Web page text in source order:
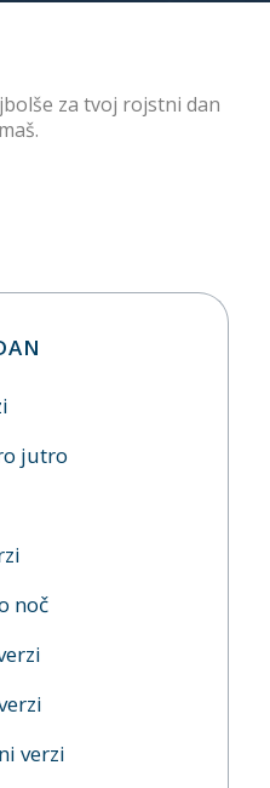
za tvoj rojstni dan
jutro
noč
verzi